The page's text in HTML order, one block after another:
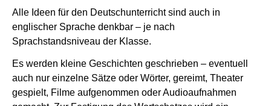
Alle Ideen für den Deutschunterricht sind auch in
englischer Sprache denkbar – je nach
Sprachstandsniveau der Klasse.
Es werden kleine Geschichten geschrieben – eventuell
auch nur einzelne Sätze oder Wörter, gereimt, Theater
gespielt, Filme aufgenommen oder Audioaufnahmen